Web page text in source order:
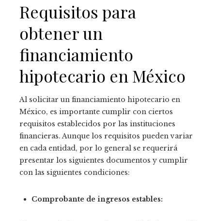
Requisitos para
obtener un
financiamiento
hipotecario en México
Al solicitar un financiamiento hipotecario en
México, es importante cumplir con ciertos
requisitos establecidos por las instituciones
financieras. Aunque los requisitos pueden variar
en cada entidad, por lo general se requerirá
presentar los siguientes documentos y cumplir
con las siguientes condiciones:
Comprobante de ingresos estables: